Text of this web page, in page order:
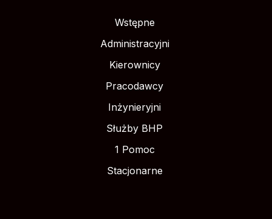
Wstępne
Administracyjni
Kierownicy
Pracodawcy
Inżynieryjni
Służby BHP
1 Pomoc
Stacjonarne